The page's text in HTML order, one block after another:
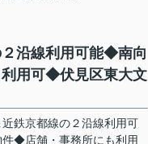
沿線利用可能◆南向
用可◆伏見区東大文
鉄京都線の２沿線利用可
◆店舗・事務所にも利用